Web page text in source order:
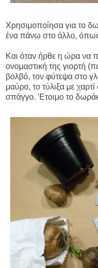
Χρησιμοποίησα για το
ένα πάνω στο άλλο, όπως
Και όταν ήρθε η ώρα να
ονομαστική της γιορτή
βολβό, τον φύτεψα στο
μαύρο, το τύλιξα με
σπάγγο. 'Ετοιμο το